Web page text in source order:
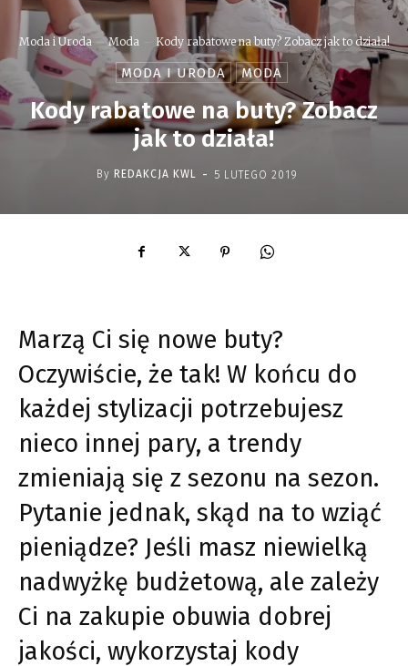
Moda i Uroda Moda Kody rabatowe na buty? Zobacz jak to działa!
MODA I URODA MODA
Kody rabatowe na buty? Zobacz
jak to działa!
By REDAKCJA KWL - 5 LUTEGO 2019
Marzą Ci się nowe buty?
Oczywiście, że tak! W końcu do
każdej stylizacji potrzebujesz
nieco innej pary, a trendy
zmieniają się z sezonu na sezon.
Pytanie jednak, skąd na to wziąć
pieniądze? Jeśli masz niewielką
nadwyżkę budżetową, ale zależy
Ci na zakupie obuwia dobrej
jakości, wykorzystaj kody